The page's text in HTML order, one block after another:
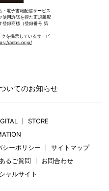
電子書籍配信サービス
使用許諾を得た正規版配
登録商標（登録番号 第
を掲示しているサービ
aebs.or.jp/
いてのお知らせ
STORE
シーポリシー
サイトマップ
るご質問
お問合わせ
ャルサイト